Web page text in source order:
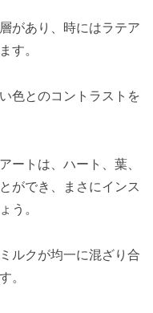
があり、時にはラテア
す。
色とのコントラストを
ートは、ハート、葉、
ができ、まさにインス
う。
ルクが均一に混ざり合
。